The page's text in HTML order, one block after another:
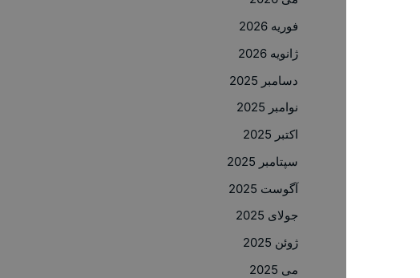
فوریه 2026
ژانویه 2026
دسامبر 2025
نوامبر 2025
اکتبر 2025
سپتامبر 2025
آگوست 2025
جولای 2025
ژوئن 2025
می 2025